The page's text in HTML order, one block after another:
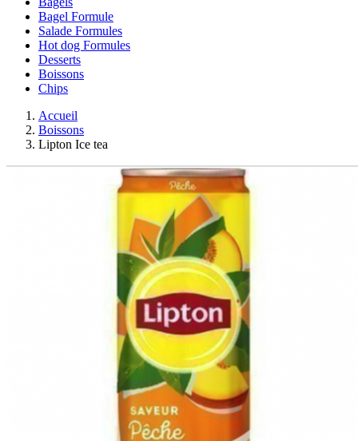
Bagel Formule
Salade Formules
Hot dog Formules
Desserts
Boissons
Chips
Accueil
Boissons
Lipton Ice tea